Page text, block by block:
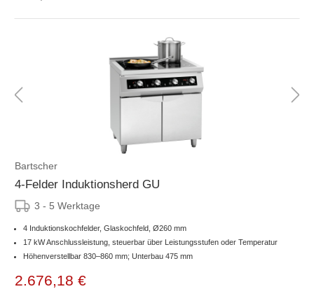
Bartscher
4-Felder Induktionsherd GU
3 - 5 Werktage
4 Induktionskochfelder, Glaskochfeld, Ø260 mm
17 kW Anschlussleistung, steuerbar über Leistungsstufen oder Temperatur
Höhenverstellbar 830–860 mm; Unterbau 475 mm
2.676,18 €